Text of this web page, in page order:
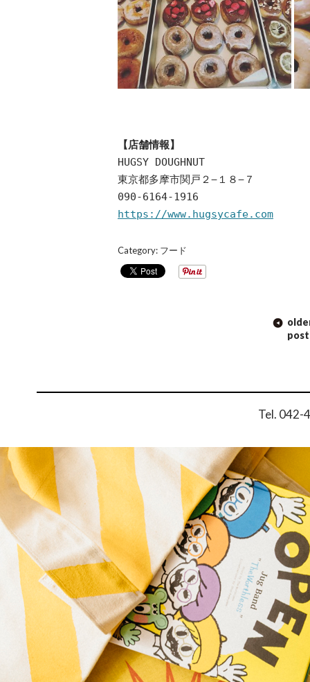
【店舗情報】
HUGSY DOUGHNUT
東京都多摩市関戸２−１８−７
090-6164-1916
https://www.hugsycafe.com
Category: フード
POST NAVIGATION
Tel. 042-